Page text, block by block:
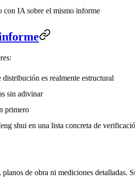
con IA sobre el mismo informe
es realmente estructural
sin adivinar
primero
shui en una lista concreta de
de obra ni mediciones detalladas.